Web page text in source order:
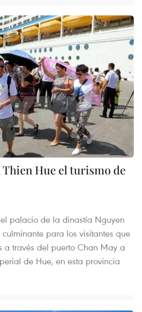
Thien Hue el turismo de
palacio de la dinastía Nguyen
para los visitantes que
a través del puerto Chan May a
de Hue, en esta provincia